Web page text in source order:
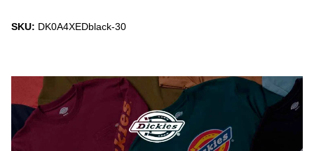
SKU: DK0A4XEDblack-30